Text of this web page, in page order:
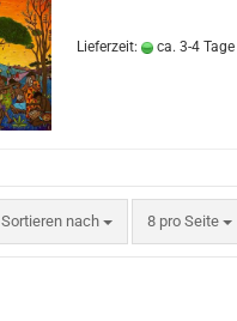
Lieferzeit: ca. 3-4 Tage
Sortieren nach
Sortieren nach 8 pro Seite
pro Seite